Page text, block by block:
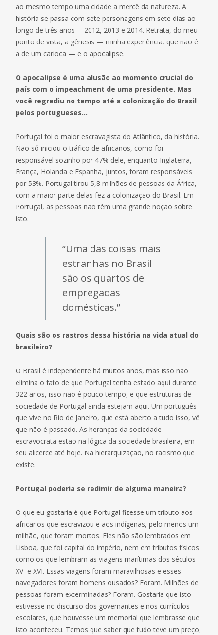
ao mesmo tempo uma cidade a mercê da natureza. A
história se passa com sete personagens em sete dias ao
longo de três anos— 2012, 2013 e 2014. Retrata, do meu
ponto de vista, a gênesis — minha experiência, que não é
a de um carioca — e o apocalipse.
O apocalipse é uma alusão ao momento crucial do
país com o impeachment de uma presidente. Mas
você regrediu no tempo até a colonização do Brasil
pelos portugueses…
Portugal foi o maior escravagista do Atlântico, da história.
Não só iniciou o tráfico de africanos, como foi
responsável sozinho por 47% dele, enquanto Inglaterra,
França, Holanda e Espanha, juntos, foram responsáveis
por 53%. Portugal tirou 5,8 milhões de pessoas da África,
com a maior parte delas fez a colonização do Brasil. Em
Portugal, as pessoas não têm uma grande noção sobre
isto.
“Uma das coisas mais
estranhas no Brasil
são os quartos de
empregadas
domésticas.”
Quais são os rastros dessa história na vida atual do
brasileiro?
O Brasil é independente há muitos anos, mas isso não
elimina o fato de que Portugal tenha estado aqui durante
322 anos, isso não é pouco tempo, e que estruturas de
sociedade de Portugal ainda estejam aqui. Um português
que vive no Rio de Janeiro, que está aberto a tudo isso, vê
que não é passado. As heranças da sociedade
escravocrata estão na lógica da sociedade brasileira, em
seu alicerce até hoje. Na hierarquização, no racismo que
existe.
Portugal poderia se redimir de alguma maneira?
O que eu gostaria é que Portugal fizesse um tributo aos
africanos que escravizou e aos indígenas, pelo menos um
milhão, que foram mortos. Eles não são lembrados em
Lisboa, que foi capital do império, nem em tributos físicos
como os que lembram as viagens marítimas dos séculos
XV e XVI. Essas viagens foram maravilhosas e esses
navegadores foram homens ousados? Foram. Milhões de
pessoas foram exterminadas? Foram. Gostaria que isto
estivesse no discurso dos governantes e nos currículos
escolares, que houvesse um memorial que lembrasse que
isto aconteceu. Temos que saber que tudo teve um preço,